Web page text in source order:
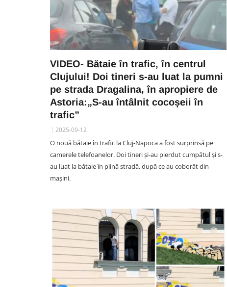
VIDEO- Bătaie în trafic, în centrul
Clujului! Doi tineri s-au luat la pumni
pe strada Dragalina, în apropiere de
Astoria:„S-au întâlnit cocoșeii în
trafic”
2025-09-12
O nouă bătaie în trafic la Cluj-Napoca a fost surprinsă pe
camerele telefoanelor. Doi tineri și-au pierdut cumpătul și s-
au luat la bătaie în plină stradă, după ce au coborât din
mașini.
SOCIAL
Locuitorii din Mărăști cer
văzut niciun echipaj de Poliție
sau Jandarmerie”
07 August 09:41
SOCIAL
din Cluj: Animalul nu era deloc
speriat mașini!
07 August 14:16